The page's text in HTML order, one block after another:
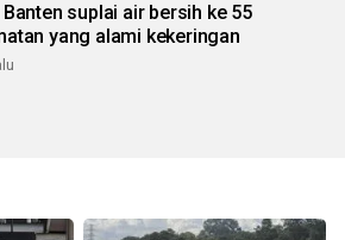
suplai air bersih ke 55
yang alami kekeringan